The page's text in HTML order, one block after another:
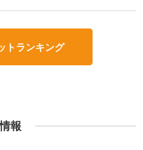
トランキング
報